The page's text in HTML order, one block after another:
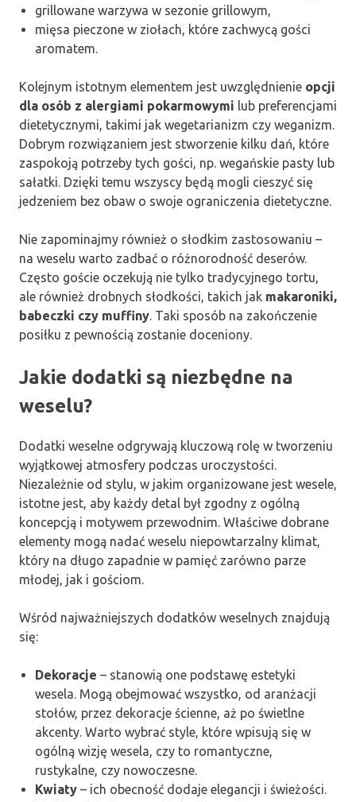
grillowane warzywa w sezonie grillowym,
mięsa pieczone w ziołach, które zachwycą gości
aromatem.
Kolejnym istotnym elementem jest uwzględnienie opcji
dla osób z alergiami pokarmowymi lub preferencjami
dietetycznymi, takimi jak wegetarianizm czy weganizm.
Dobrym rozwiązaniem jest stworzenie kilku dań, które
zaspokoją potrzeby tych gości, np. wegańskie pasty lub
sałatki. Dzięki temu wszyscy będą mogli cieszyć się
jedzeniem bez obaw o swoje ograniczenia dietetyczne.
Nie zapominajmy również o słodkim zastosowaniu –
na weselu warto zadbać o różnorodność deserów.
Często goście oczekują nie tylko tradycyjnego tortu,
ale również drobnych słodkości, takich jak makaroniki,
babeczki czy muffiny. Taki sposób na zakończenie
posiłku z pewnością zostanie doceniony.
Jakie dodatki są niezbędne na
weselu?
Dodatki weselne odgrywają kluczową rolę w tworzeniu
wyjątkowej atmosfery podczas uroczystości.
Niezależnie od stylu, w jakim organizowane jest wesele,
istotne jest, aby każdy detal był zgodny z ogólną
koncepcją i motywem przewodnim. Właściwe dobrane
elementy mogą nadać weselu niepowtarzalny klimat,
który na długo zapadnie w pamięć zarówno parze
młodej, jak i gościom.
Wśród najważniejszych dodatków weselnych znajdują
się:
Dekoracje – stanowią one podstawę estetyki
wesela. Mogą obejmować wszystko, od aranżacji
stołów, przez dekoracje ścienne, aż po świetlne
akcenty. Warto wybrać style, które wpisują się w
ogólną wizję wesela, czy to romantyczne,
rustykalne, czy nowoczesne.
Kwiaty – ich obecność dodaje elegancji i świeżości.